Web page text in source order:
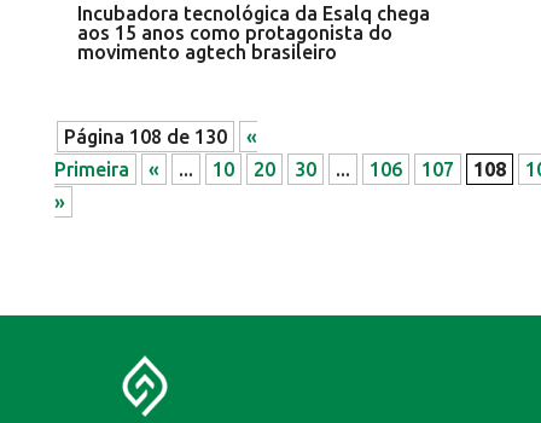
Incubadora tecnológica da Esalq chega
aos 15 anos como protagonista do
movimento agtech brasileiro
Página 108 de 130
«
Primeira
« ... 10 20 30 ... 106 107 108
»